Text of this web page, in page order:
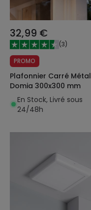
32,99 €
(3)
PROMO
Plafonnier Carré Métal
Domia 300x300 mm
En Stock, Livré sous
24/48h